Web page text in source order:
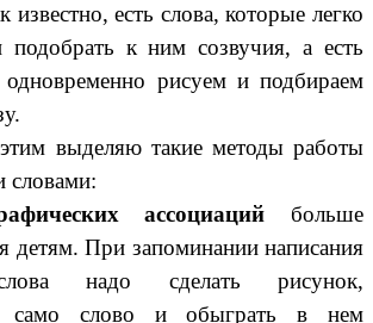
известно, есть слова, которые легко
подобрать к ним созвучия, а есть
одновременно рисуем и подбираем
выделяю такие методы работы
словами:
ассоциаций больше
детям. При запоминании написания
надо сделать рисунок,
само слово и обыграть в нем